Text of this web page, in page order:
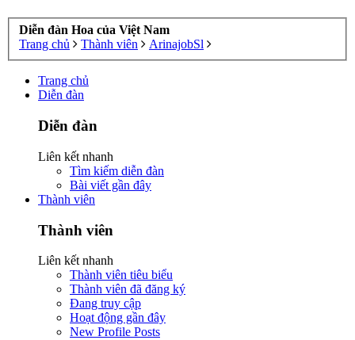
Diễn đàn Hoa của Việt Nam
Trang chủ
Thành viên ArinajobSl
Trang chủ
Diễn đàn
Diễn đàn
Liên kết nhanh
Tìm kiếm diễn đàn
Bài viết gần đây
Thành viên
Thành viên
Liên kết nhanh
Thành viên tiêu biểu
Thành viên đã đăng ký
Đang truy cập
Hoạt động gần đây
New Profile Posts